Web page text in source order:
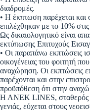
διαδρομές.
• Η έκπτωση παρέχεται και
επιλέχθηκαν με το 10%
Ως δικαιολογητικό είναι
εκτύπωσης Επιτυχούς
• Οι παραπάνω εκπτώσεις
οικογένειας του φοιτητή
αναχώρηση. Οι εκπτώσεις
παρέχονται και στην
προϋπόθεση ότι στην
Η ΑΝΕΚ LINES, σταθερός
γενιάς, εύχεται στους